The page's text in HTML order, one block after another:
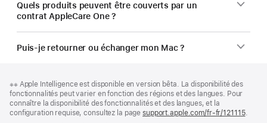
Quels produits peuvent être couverts par un
contrat AppleCare One ?
Puis-je retourner ou échanger mon Mac ?
de
page
de
bas
de
Note
de
bas
de
※※ Apple Intelligence est disponible en version bêta. La disponibilité des
fonctionnalités peut varier en fonction des régions et des langues. Pour
connaître la disponibilité des fonctionnalités et des langues, et la
configuration requise, consultez la pagesupport.apple.com/fr-fr/121115.